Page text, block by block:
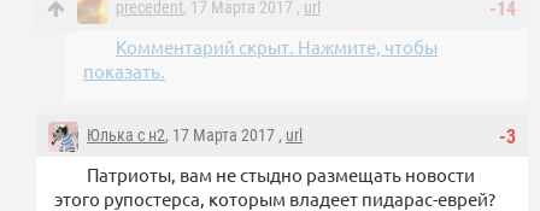
-14
precedent, 17 Марта 2017 , url
Комментарий скрыт. Нажмите, чтобы
показать.
-3
Юлька с н2, 17 Марта 2017 , url
Патриоты, вам не стыдно размещать новости
этого рупостерса, которым владеет пидарас-еврей?